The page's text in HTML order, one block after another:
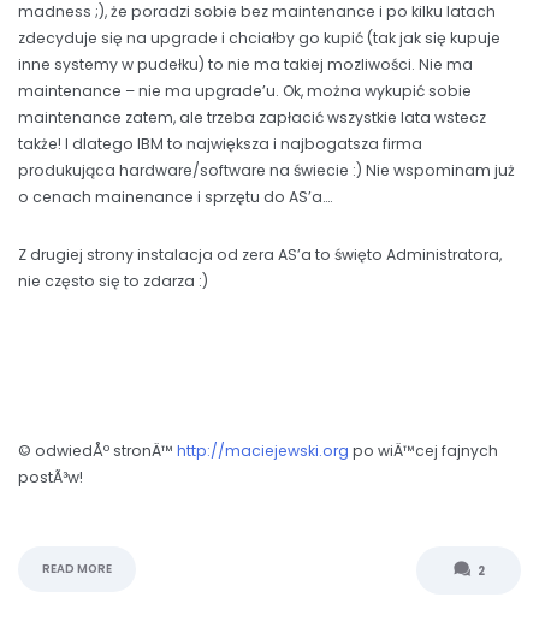
madness ;), że poradzi sobie bez maintenance i po kilku latach
zdecyduje się na upgrade i chciałby go kupić (tak jak się kupuje
inne systemy w pudełku) to nie ma takiej mozliwości. Nie ma
maintenance – nie ma upgrade’u. Ok, można wykupić sobie
maintenance zatem, ale trzeba zapłacić wszystkie lata wstecz
także! I dlatego IBM to największa i najbogatsza firma
produkująca hardware/software na świecie :) Nie wspominam już
o cenach mainenance i sprzętu do AS’a….
Z drugiej strony instalacja od zera AS’a to święto Administratora,
nie często się to zdarza :)
© odwiedÅº stronÄ™ http://maciejewski.org po wiÄ™cej fajnych
postÃ³w!
READ MORE 2